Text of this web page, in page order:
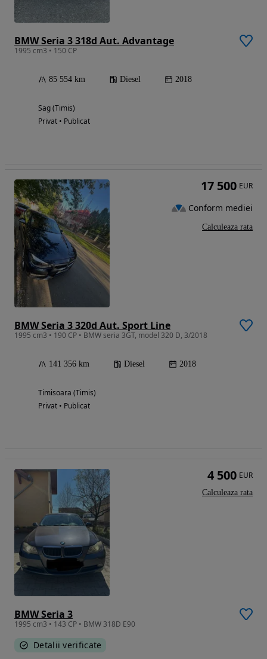
BMW Seria 3 318d Aut. Advantage
1995 cm3 • 150 CP
85 554 km Diesel 2018
Sag (Timis)
Privat • Publicat
BMW Seria 3 320d Aut. Sport Line
1995 cm3 • 190 CP • BMW seria 3GT, model 320 D, 3/2018
141 356 km Diesel 2018
Timisoara (Timis)
Privat • Publicat
17 500 EUR
Conform mediei
Calculeaza rata
BMW Seria 3
1995 cm3 • 143 CP • BMW 318D E90
Detalii verificate
4 500 EUR
Calculeaza rata